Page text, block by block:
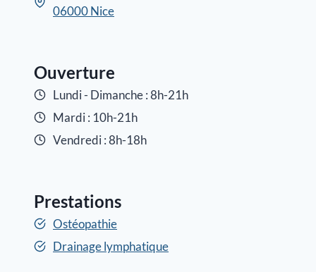
06000 Nice
Ouverture
Lundi - Dimanche : 8h-21h
Mardi : 10h-21h
Vendredi : 8h-18h
Prestations
Ostéopathie
Drainage lymphatique